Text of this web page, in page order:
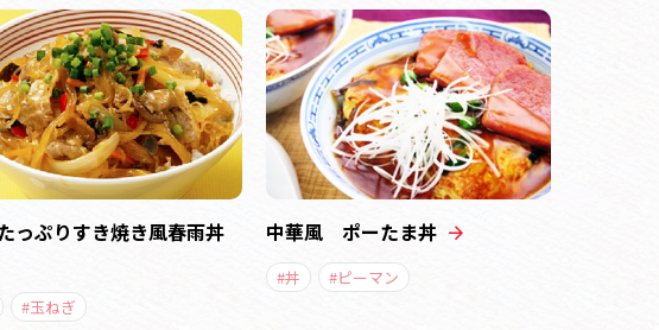
っぷりすき焼き風春雨丼
#玉ねぎ
中華風 ポーたま丼
#丼 #ピーマン